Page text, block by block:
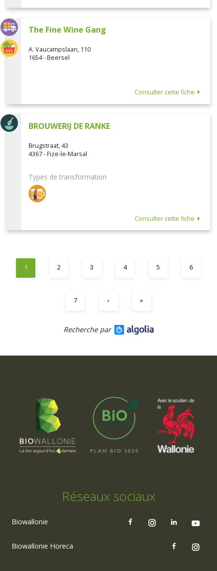
The Fine Wine Gang
A. Vaucampslaan, 110
1654 - Beersel
Consulter cette fiche
BROUWERIJ DE RANKE
Brugstraat, 43
4367 - Fize-le-Marsal
Types de transformation
Consulter cette fiche
1 2 3 4 5 6
7 › »
Recherche par
Réseaux sociaux
Biowallonie
Biowallonie Horeca